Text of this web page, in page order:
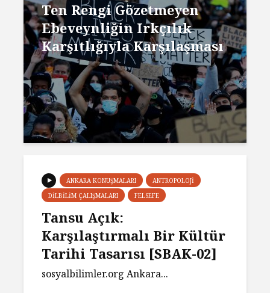
Ten Rengi Gözetmeyen
Ebeveynliğin Irkçılık
Karşıtlığıyla Karşılaşması
ANKARA KONUŞMALARI
ANTROPOLOJI
DILBILIM ÇALIŞMALARI
FELSEFE
Tansu Açık:
Karşılaştırmalı Bir Kültür
Tarihi Tasarısı [SBAK-02]
sosyalbilimler.org Ankara...